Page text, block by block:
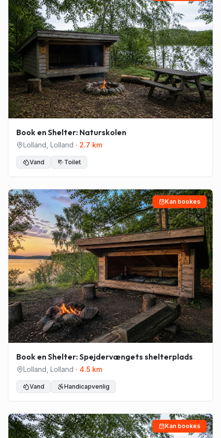
Book en Shelter: Naturskolen
Lolland Lolland · 2.7 km
Vand Toilet
Kan bookes
Book en Shelter: Spejdervængets shelterplads
Lolland Lolland · 4.5 km
Vand Handicapvenlig
Kan bookes